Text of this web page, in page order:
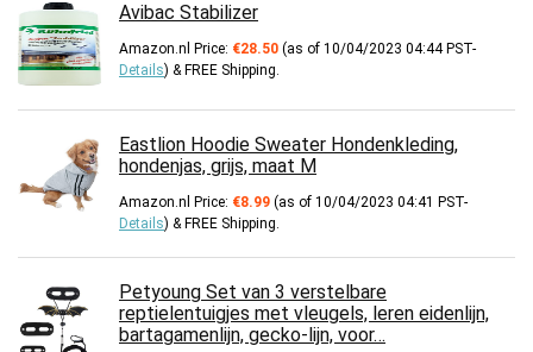
Avibac Stabilizer
Amazon.nl Price: €28.50 (as of 10/04/2023 04:44 PST-
Details) & FREE Shipping.
Eastlion Hoodie Sweater Hondenkleding,
hondenjas, grijs, maat M
Amazon.nl Price: €8.99 (as of 10/04/2023 04:41 PST-
Details) & FREE Shipping.
Petyoung Set van 3 verstelbare
reptielentuigjes met vleugels, leren eidenlijn,
bartagamenlijn, gecko-lijn, voor…